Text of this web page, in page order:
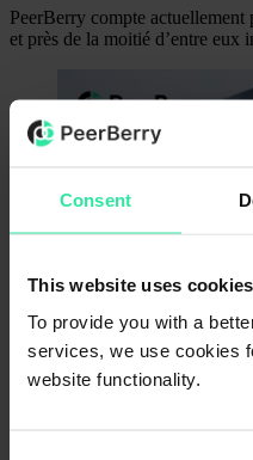
Consent
This website uses cookies
To provide you with a
services, we use cookies
website functionality.
PeerBerry compte
et près de la moitié d’entre eux